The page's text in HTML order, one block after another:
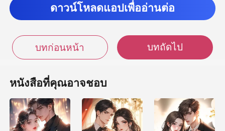
ดาวน์โหลดแอปเพื่ออ่านต่อ
บทก่อนหน้า บทถัดไป
หนังสือที่คุณอาจชอบ